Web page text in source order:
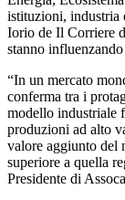
istituzioni, industria
Iorio de Il Corriere
stanno
“In un mercato
conferma tra i
modello industriale
produzioni ad alto
valore aggiunto del
superiore a quella
Presidente di